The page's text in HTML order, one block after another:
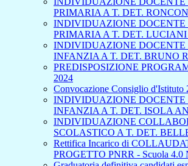
PRIMARIA A T. DET.
INDIVIDUAZIONE DOCENTE
PRIMARIA A T. DET.
INDIVIDUAZIONE DOCENTE
INFANZIA A T. DET. BRUNO
PREDISPOSIZIONE
2024
Convocazione Consiglio d'Istituto
INDIVIDUAZIONE DOCENTE
INFANZIA A T. DET. ISOLA
INDIVIDUAZIONE
SCOLASTICO A T. DET.
Rettifica Incarico di
PROGETTO PNRR - Scuola 4.0